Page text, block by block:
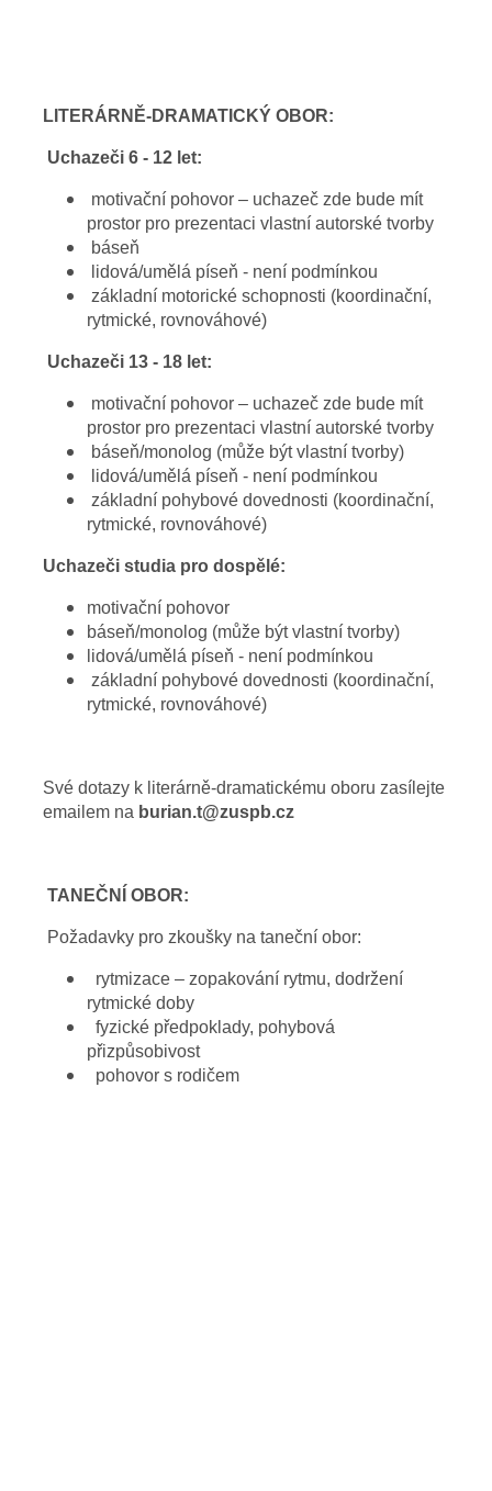
LITERÁRNĚ-DRAMATICKÝ OBOR:
Uchazeči 6 - 12 let:
motivační pohovor – uchazeč zde bude mít
prostor pro prezentaci vlastní autorské tvorby
báseň
lidová/umělá píseň - není podmínkou
základní motorické schopnosti (koordinační,
rytmické, rovnováhové)
Uchazeči 13 - 18 let:
motivační pohovor – uchazeč zde bude mít
prostor pro prezentaci vlastní autorské tvorby
báseň/monolog (může být vlastní tvorby)
lidová/umělá píseň - není podmínkou
základní pohybové dovednosti (koordinační,
rytmické, rovnováhové)
Uchazeči studia pro dospělé:
motivační pohovor
báseň/monolog (může být vlastní tvorby)
lidová/umělá píseň - není podmínkou
základní pohybové dovednosti (koordinační,
rytmické, rovnováhové)
Své dotazy k literárně-dramatickému oboru zasílejte
emailem na burian.t@zuspb.cz
TANEČNÍ OBOR:
Požadavky pro zkoušky na taneční obor:
rytmizace – zopakování rytmu, dodržení
rytmické doby
fyzické předpoklady, pohybová
přizpůsobivost
pohovor s rodičem